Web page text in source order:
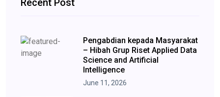
Pengabdian kepada Masyarakat
– Hibah Grup Riset Applied Data
Science and Artificial
Intelligence
June 11, 2026